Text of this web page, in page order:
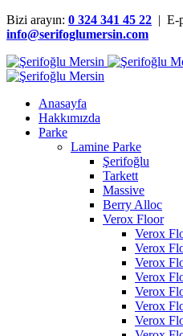
Bizi arayın: 0 324 341 45 22 | E-
info@serifoglumersin.com
Anasayfa
Hakkımızda
Parke
Lamine Parke
Şerifoğlu
Tarkett
Massive
Berry Alloc
Verox Floor
Verox
Verox
Verox
Verox
Verox
Verox
Verox